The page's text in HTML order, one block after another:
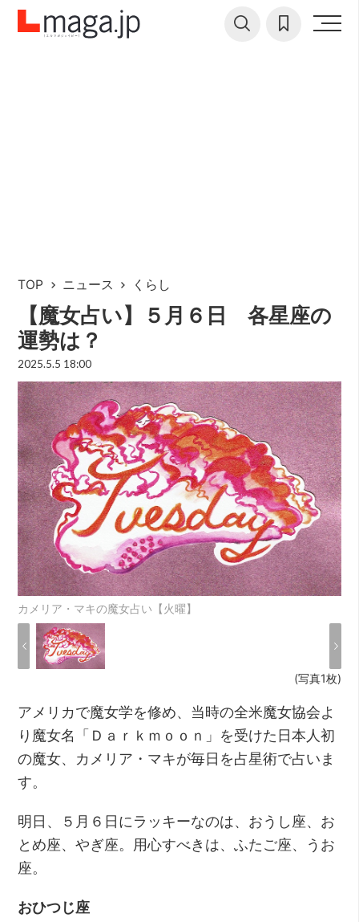
TOP ニュース くらし
【魔女占い】５月６日 各星座の
運勢は？
2025.5.5 18:00
カメリア・マキの魔女占い【火曜】
(写真1枚)
アメリカで魔女学を修め、当時の全米魔女協会よ
り魔女名「Ｄａｒｋｍｏｏｎ」を受けた日本人初
の魔女、カメリア・マキが毎日を占星術で占いま
す。
明日、５月６日にラッキーなのは、おうし座、お
とめ座、やぎ座。用心すべきは、ふたご座、うお
座。
おひつじ座